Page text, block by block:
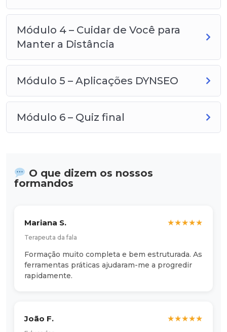
Módulo 4 – Cuidar de Você para
Manter a Distância
Módulo 5 – Aplicações DYNSEO
Módulo 6 – Quiz final
O que dizem os nossos
formandos
Mariana S.
Terapeuta da fala
★★★★★
Formação muito completa e bem estruturada. As
ferramentas práticas ajudaram-me a progredir
rapidamente.
João F. ★★★★★